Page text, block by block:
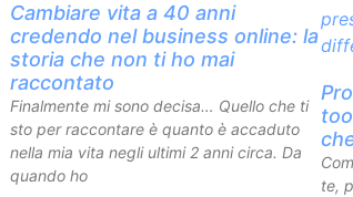
Cambiare vita a 40 anni
credendo nel business online: la
storia che non ti ho mai
raccontato
Finalmente mi sono decisa… Quello che ti
sto per raccontare è quanto è accaduto
nella mia vita negli ultimi 2 anni circa. Da
quando ho
te,